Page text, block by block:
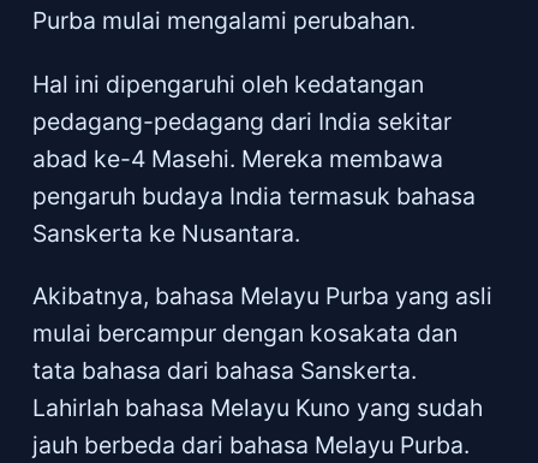
Purba mulai mengalami perubahan.
Hal ini dipengaruhi oleh kedatangan
pedagang-pedagang dari India sekitar
abad ke-4 Masehi. Mereka membawa
pengaruh budaya India termasuk bahasa
Sanskerta ke Nusantara.
Akibatnya, bahasa Melayu Purba yang asli
mulai bercampur dengan kosakata dan
tata bahasa dari bahasa Sanskerta.
Lahirlah bahasa Melayu Kuno yang sudah
jauh berbeda dari bahasa Melayu Purba.